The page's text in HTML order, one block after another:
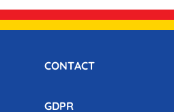
CONTACT
GDPR